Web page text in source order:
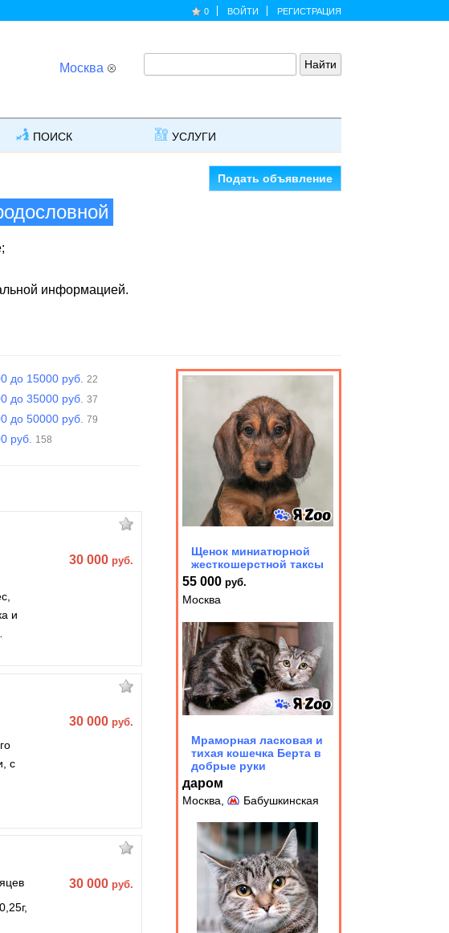
0 ВОЙТИ РЕГИСТРАЦИЯ
Москва
ПОИСК УСЛУГИ
Подать объявление
информацией.
Щенок миниатюрной
жесткошерстной таксы
55 000 руб.
Москва
Мраморная ласковая и
тихая кошечка Берта в
добрые руки
даром
Москва, Бабушкинская
до 15000 руб. 22
до 35000 руб.37
до 50000 руб.79
руб. 158
и
30 000 руб.
с
30 000 руб.
30 000 руб.